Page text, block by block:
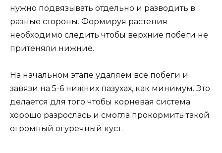
нужно подвязывать отдельно и разводить в
разные стороны. Формируя растения
необходимо следить чтобы верхние побеги не
притеняли нижние.
На начальном этапе удаляем все побеги и
завязи на 5-6 нижних пазухах, как минимум. Это
делается для того чтобы корневая система
хорошо разрослась и смогла прокормить такой
огромный огуречный куст.